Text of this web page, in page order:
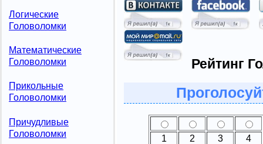
Логические
Головоломки
Математические
Головоломки
Прикольные
Головоломки
Причудливые
Головоломки
Рейтинг
1 2 3 4